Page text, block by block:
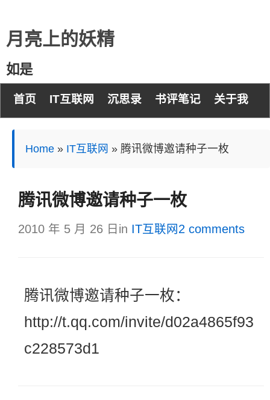
月亮上的妖精
如是
首页 IT互联网 沉思录 书评笔记 关于我
Home» IT互联网 » 腾讯微博邀请种子一枚
腾讯微博邀请种子一枚
2010 年 5 月 26 日 in IT互联网2 comments
腾讯微博邀请种子一枚：
http://t.qq.com/invite/d02a4865f93
c228573d1